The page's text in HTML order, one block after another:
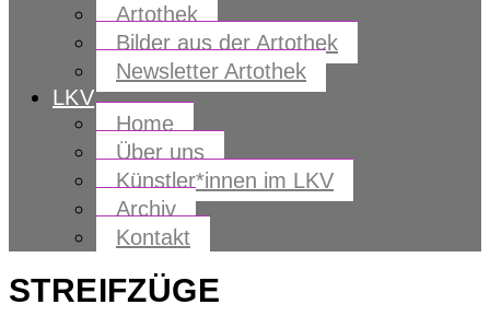
Artothek
Bilder aus der Artothek
Newsletter Artothek
LKV
Home
Über uns
Künstler*innen im LKV
Archiv
Kontakt
STREIFZÜGE